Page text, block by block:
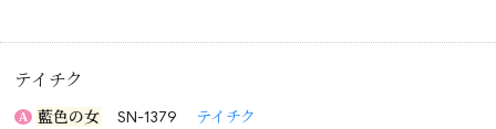
テイチク
A 藍色の女 SN-1379 テイチク